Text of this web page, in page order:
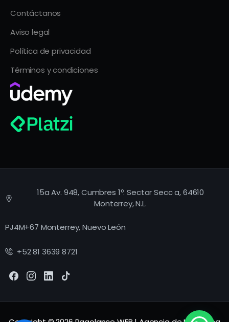
Contáctanos
Aviso legal
Política de privacidad
Términos y condiciones
15a Av. 948, Cumbres 1º. Sector Secc a, 64610
Monterrey, N.L.
PJ4M+67 Monterrey, Nuevo León
+52 81 3639 8721